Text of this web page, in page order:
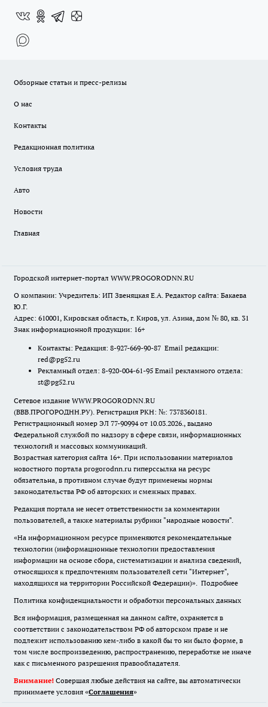
Обзорные статьи и пресс-релизы
О нас
Контакты
Редакционная политика
Условия труда
Авто
Новости
Главная
Городской интернет-портал WWW.PROGORODNN.RU
О компании: Учредитель: ИП Звеняцкая Е.А. Редактор сайта: Бакаева
Ю.Г.
Адрес: 610001, Кировская область, г. Киров, ул. Азина, дом № 80, кв. 31
Знак информационной продукции: 16+
Контакты: Редакция: 8-927-669-90-87 Email редакции:
red@pg52.ru
Рекламный отдел: 8-920-004-61-95 Email рекламного отдела:
st@pg52.ru
Сетевое издание WWW.PROGORODNN.RU
(ВВВ.ПРОГОРОДНН.РУ). Регистрация РКН: №: 7378360181.
Регистрационный номер ЭЛ 77-90994 от 10.03.2026., выдано
Федеральной службой по надзору в сфере связи, информационных
технологий и массовых коммуникаций.
Возрастная категория сайта 16+. При использовании материалов
новостного портала progorodnn.ru гиперссылка на ресурс
обязательна, в противном случае будут применены нормы
законодательства РФ об авторских и смежных правах.
Редакция портала не несет ответственности за комментарии
пользователей, а также материалы рубрики "народные новости".
«На информационном ресурсе применяются рекомендательные
технологии (информационные технологии предоставления
информации на основе сбора, систематизации и анализа сведений,
относящихся к предпочтениям пользователей сети "Интернет",
находящихся на территории Российской Федерации)». Подробнее
Политика конфиденциальности и обработки персональных данных
Вся информация, размещенная на данном сайте, охраняется в
соответствии с законодательством РФ об авторском праве и не
подлежит использованию кем-либо в какой бы то ни было форме, в
том числе воспроизведению, распространению, переработке не иначе
как с письменного разрешения правообладателя.
Внимание! Совершая любые действия на сайте, вы автоматически
принимаете условия «Cоглашения»